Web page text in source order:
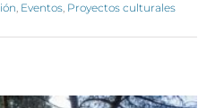
, Eventos, Proyectos culturales